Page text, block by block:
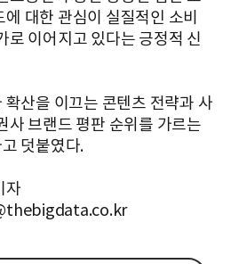
대한 관심이 실질적인 소비
로 이어지고 있다는 긍정적 신
산을 이끄는 콘텐츠 전략과 사
사 브랜드 평판 순위를 가르는
덧붙였다.
자